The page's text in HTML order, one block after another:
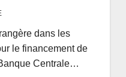
banques
dans les
le financement de
Centrale…
la confiance
franc
loin d’être